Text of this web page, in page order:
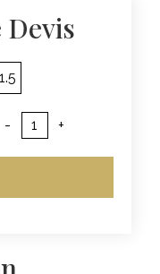
Devis
1.5
- +